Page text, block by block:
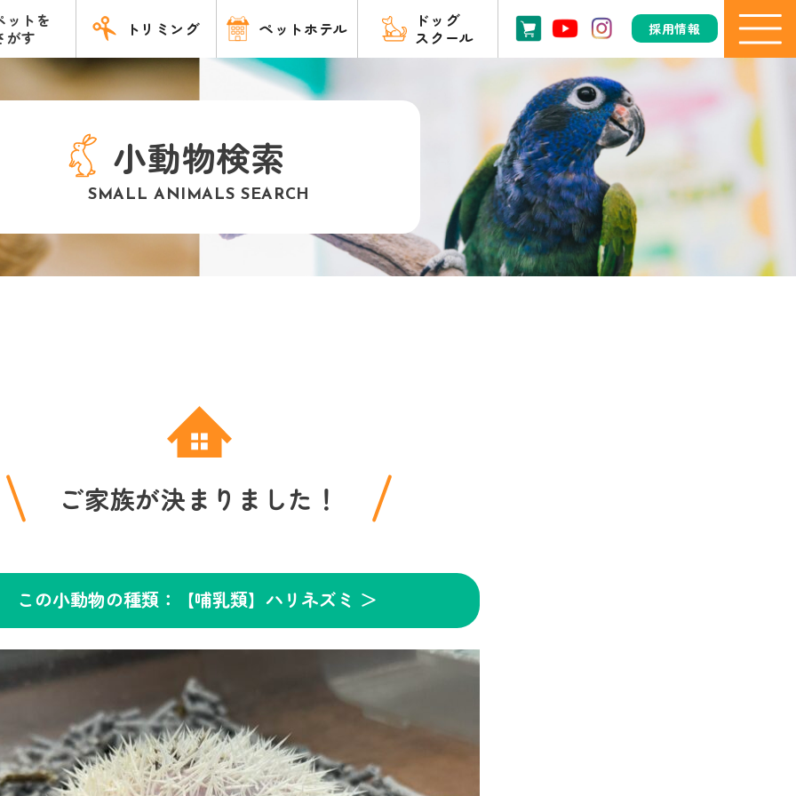
ットを
がす
トリミング ペットホテル
ドッグ
スクール
採用情報
小動物検索
SMALL ANIMALS SEARCH
ご家族が決まりました！
この小動物の種類：【哺乳類】ハリネズミ ＞